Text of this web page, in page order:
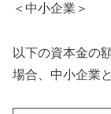
＜中小企業＞
以下の資本金の
場合、中小企業